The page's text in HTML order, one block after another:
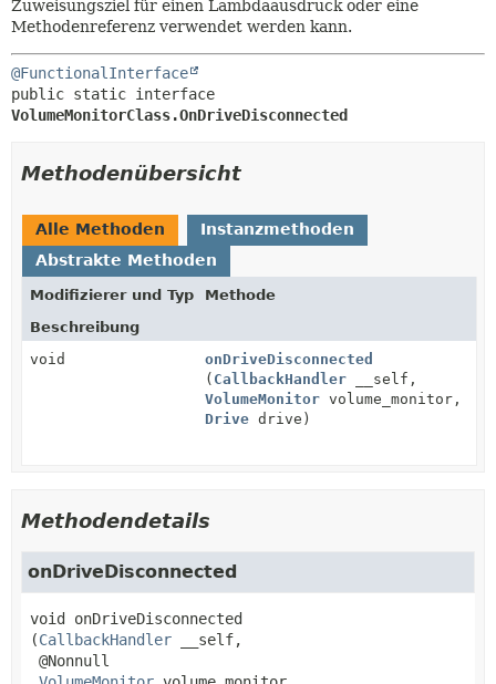
METHODE
Zuweisungsziel für einen Lambdaausdruck oder eine
Methodenreferenz verwendet werden kann.
@FunctionalInterface
VolumeMonitorClass.OnDriveDisconnected
Methodenübersicht
Alle Methoden
Instanzmethoden
Abstrakte Methoden
Modifizierer und Typ
Methode
Beschreibung
void
onDriveDisconnected
( CallbackHandler __self,
VolumeMonitor volume_monitor,
Drive drive)
Methodendetails
onDriveDisconnected
void onDriveDisconnected
(CallbackHandler __self,
@Nonnull